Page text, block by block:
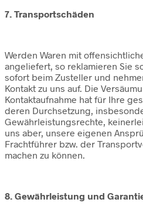
7. Transportschäden
Werden Waren mit
angeliefert, so reklamieren Sie
sofort beim Zusteller und
Kontakt zu uns auf. Die
Kontaktaufnahme hat für Ihre
deren Durchsetzung,
Gewährleistungsrechte,
uns aber, unsere eigenen
Frachtführer bzw. der
machen zu können.
8. Gewährleistung und